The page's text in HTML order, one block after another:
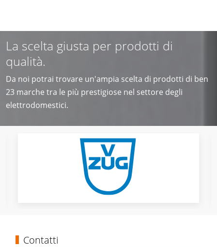
La scelta giusta per prodotti di
qualità.
Da noi potrai trovare un'ampia scelta di prodotti di ben
23 marche tra le più prestigiose nel settore degli
elettrodomestici.
Contatti